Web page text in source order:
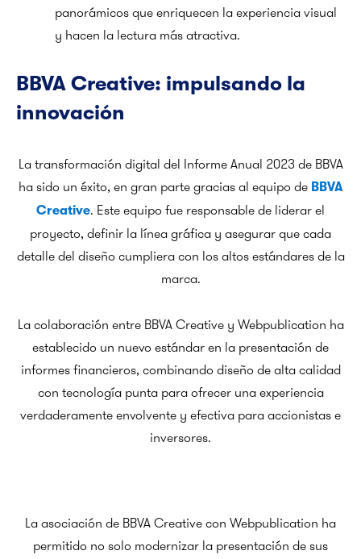
panorámicos que enriquecen la experiencia visual
y hacen la lectura más atractiva.
BBVA Creative: impulsando la
innovación
La transformación digital del Informe Anual 2023 de BBVA
ha sido un éxito, en gran parte gracias al equipo de BBVA
Creative. Este equipo fue responsable de liderar el
proyecto, definir la línea gráfica y asegurar que cada
detalle del diseño cumpliera con los altos estándares de la
marca.
La colaboración entre BBVA Creative y Webpublication ha
establecido un nuevo estándar en la presentación de
informes financieros, combinando diseño de alta calidad
con tecnología punta para ofrecer una experiencia
verdaderamente envolvente y efectiva para accionistas e
inversores.
La asociación de BBVA Creative con Webpublication ha
permitido no solo modernizar la presentación de sus